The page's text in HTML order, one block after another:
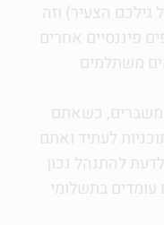
הצעיר) וזה
פיננסיים אחרים
משתלמים
משברים, כשאתם
לעתיד ואתם
להתנהל נכון
בתשלומי